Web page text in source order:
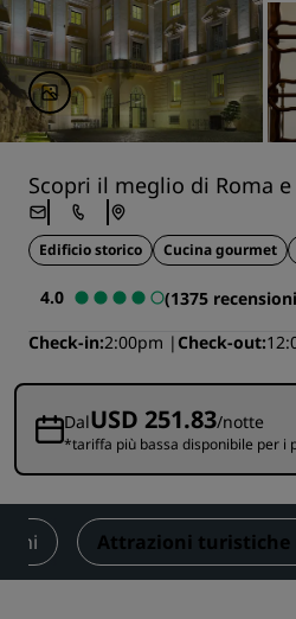
Scopri il meglio di Roma
Edificio storico Cucina gourmet
4.0
(1375
Check-in 2:00pm Check-out
DalUSD 251.83/notte
*tariffa più bassa disponibile per i
Attrazioni turistiche